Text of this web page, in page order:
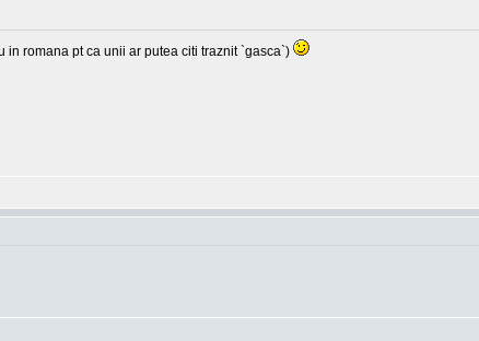
romana pt ca unii ar putea citi traznit `gasca`)